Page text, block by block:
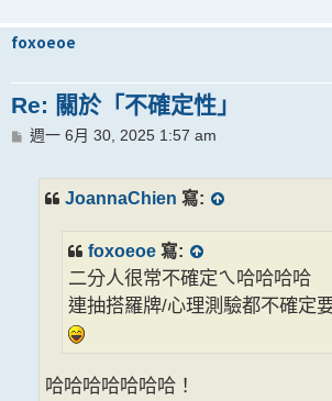
foxoeoe
Re: 關於「不確定性」
文
週一 6月 30, 2025 1:57 am
JoannaChien 寫:
foxoeoe 寫:
二分人很常不確定ㄟ哈哈哈哈
連抽搭羅牌/心理測驗都不確定
哈哈哈哈哈哈哈！